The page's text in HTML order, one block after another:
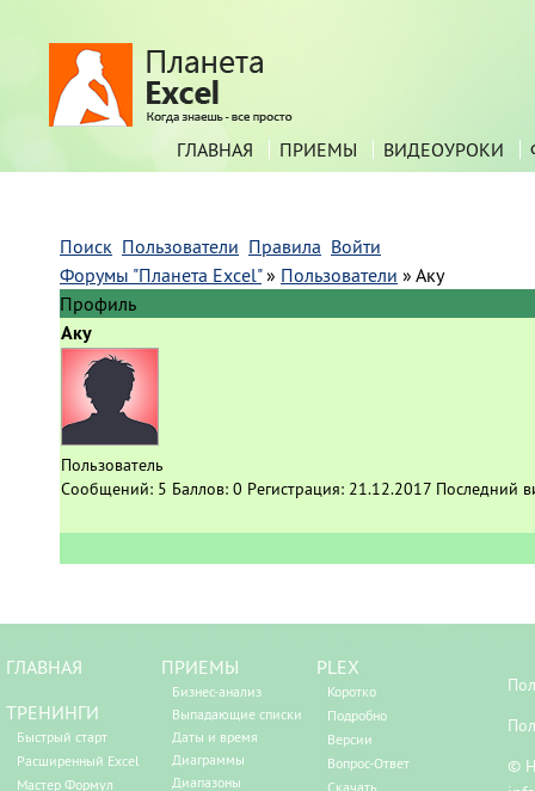
ГЛАВНАЯ ПРИЕМЫ ВИДЕОУРОКИ
Поиск Пользователи Правила Войти
Форумы "Планета Excel" » Пользователи » Аку
Профиль
Аку
Пользователь
Сообщений: 5 Баллов: 0 Регистрация: 21.12.2017 Последний
ГЛАВНАЯ
ТРЕНИНГИ
Быстрый старт
Расширенный Excel
Мастер Формул
ПРИЕМЫ
Бизнес-анализ
Выпадающие списки
Даты и время
Диаграммы
Диапазоны
PLEX
Коротко
Подробно
Версии
Вопрос-Ответ
Скачать
©